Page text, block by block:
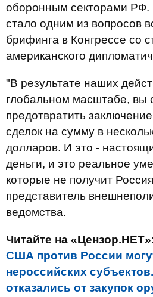
оборонным секторами РФ.
стало одним из вопросов
брифинга в Конгрессе со
американского
"В результате наших
глобальном масштабе, вы
предотвратить
сделок на сумму в
долларов. И это -
деньги, и это реальное
которые не получит
представитель
ведомства.
Читайте на
США против России
нероссийских
отказались от закупок